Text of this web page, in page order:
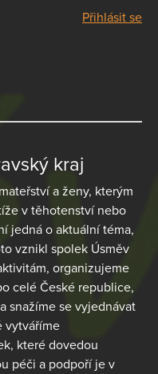
Přihlásit se
kraj
a ženy, kterým
v těhotenství nebo
jedná o aktuální téma,
vznikl spolek Úsměv
organizujeme
celé České republice,
snažíme se vyjednávat
vytváříme
které dovedou
péči a podpoří je v